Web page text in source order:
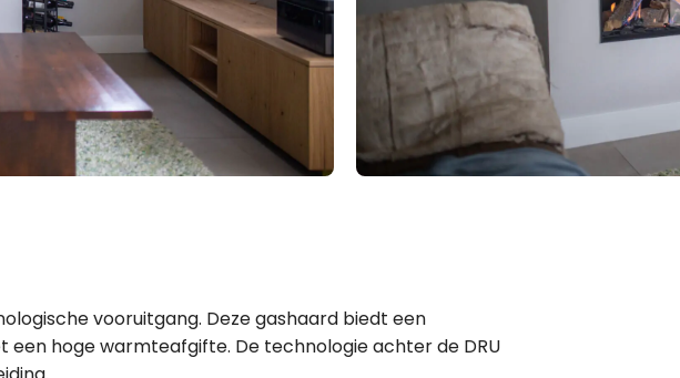
vooruitgang. Deze gashaard biedt een
hoge warmteafgifte. De technologie achter de DRU